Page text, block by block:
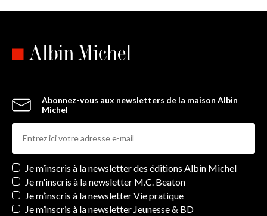
Abonnez-vous aux newsletters de la maison Albin
Michel
Newsletters
Je m’inscris à la newsletter des éditions Albin Michel
Je m'inscris à la newsletter M.C. Beaton
Je m’inscris à la newsletter Vie pratique
Je m’inscris à la newsletter Jeunesse & BD